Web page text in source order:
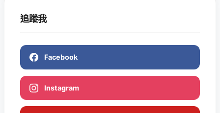
追蹤我
Facebook
Instagram